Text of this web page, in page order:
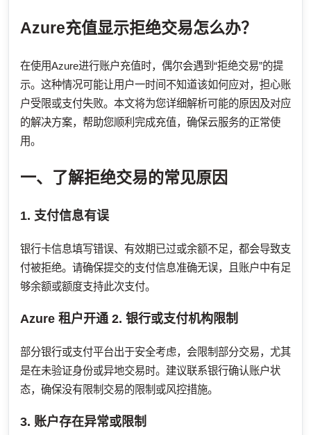
Azure充值显示拒绝交易怎么办？
在使用Azure进行账户充值时，偶尔会遇到“拒绝交易”的提
示。这种情况可能让用户一时间不知道该如何应对，担心账
户受限或支付失败。本文将为您详细解析可能的原因及对应
的解决方案，帮助您顺利完成充值，确保云服务的正常使
用。
一、了解拒绝交易的常见原因
1. 支付信息有误
银行卡信息填写错误、有效期已过或余额不足，都会导致支
付被拒绝。请确保提交的支付信息准确无误，且账户中有足
够余额或额度支持此次支付。
Azure 租户开通 2. 银行或支付机构限制
部分银行或支付平台出于安全考虑，会限制部分交易，尤其
是在未验证身份或异地交易时。建议联系银行确认账户状
态，确保没有限制交易的限制或风控措施。
3. 账户存在异常或限制